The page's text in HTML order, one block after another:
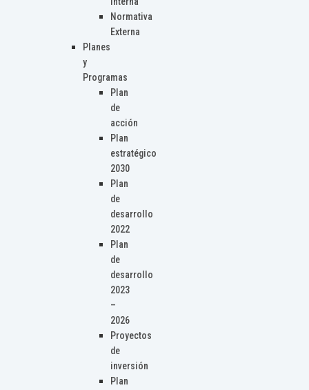
Normativa
Externa
Planes
y
Programas
Plan
de
acción
Plan
estratégico
2030
Plan
de
desarrollo
2022
Plan
de
desarrollo
2023
–
2026
Proyectos
de
inversión
Plan